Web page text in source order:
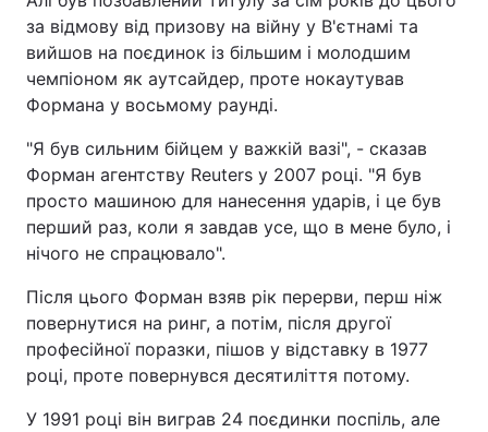
за відмову від призову на війну у В'єтнамі та
вийшов на поєдинок із більшим і молодшим
чемпіоном як аутсайдер, проте нокаутував
Формана у восьмому раунді.
"Я був сильним бійцем у важкій вазі", - сказав
Форман агентству Reuters у 2007 році. "Я був
просто машиною для нанесення ударів, і це був
перший раз, коли я завдав усе, що в мене було, і
нічого не спрацювало".
Після цього Форман взяв рік перерви, перш ніж
повернутися на ринг, а потім, після другої
професійної поразки, пішов у відставку в 1977
році, проте повернувся десятиліття потому.
У 1991 році він виграв 24 поєдинки поспіль, але